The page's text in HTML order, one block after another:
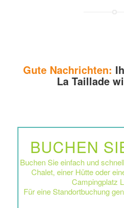
Gute Nachrichten:
La Taillade
BUCHEN
Buchen Sie einfach und
Chalet, einer Hütte oder
Campingplatz
Für eine Standortbuchung